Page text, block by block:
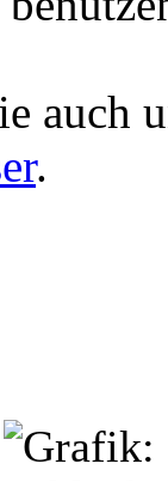
auch
.